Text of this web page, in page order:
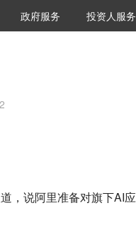
城市之窗
政府服务 VClub投资机构
投资机构职位推
投资人服务
，说阿里准备对旗下AI应